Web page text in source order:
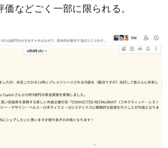
などごく一部に限られる。